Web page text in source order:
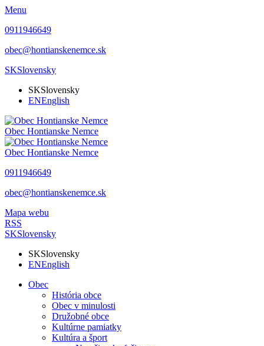
Menu
0911946649
obec@hontianskenemce.sk
SKSlovensky
SKSlovensky
ENEnglish
Obec Hontianske Nemce
Obec Hontianske Nemce
0911946649
obec@hontianskenemce.sk
Mapa webu
RSS
SKSlovensky
SKSlovensky
ENEnglish
Obec
História obce
Obec v minulosti
Družobné obce
Kultúrne pamiatky
Kultúra a šport